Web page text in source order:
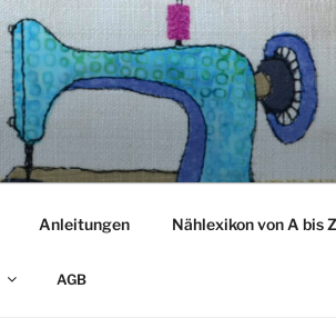
Anleitungen Nählexikon von A bis Z
AGB